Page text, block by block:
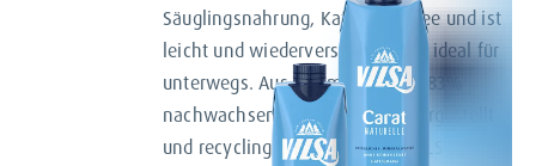
Säuglingsnahrung, Kaffee und Tee und ist
leicht und wiederverschließbar – ideal für
unterwegs. Aus aus mindestens 83%
nachwachsenden Rohstoffen hergestellt
und recyclingfähig, bietet das VILSA Bio-